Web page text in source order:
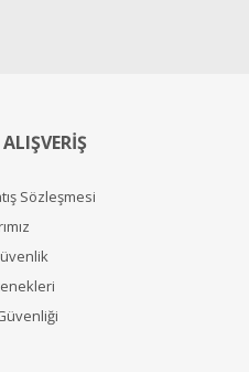
Sözleşmesi